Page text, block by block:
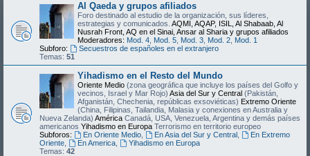
Al Qaeda y grupos afiliados
Foro destinado al estudio de la organización, sus líderes,
estrategias y comunicados. AQMI, AQAP, ISIL, Al Shabaab, Al
Nusrah Front, AQ en el Sinai, Ansar al Sharia y grupos afiliados
Moderadores: Mod. 4 Mod. 5 Mod. 3 Mod. 2 Mod. 1
Subforo:
Secuestros de españoles en el extranjero
Temas: 51
Yihadismo en el Resto del Mundo
Oriente Medio (zona geográfica que incluye los países del Golfo y
vecinos, Israel y Mar Rojo) Asia del Sur y Central (Pakistán,
Afganistán, Chechenia, repúblicas exsoviéticas) Extremo Oriente
(China, Filipinas, Tailandia, Malasia y conexiones en Australia y
Nueva Zelanda) América Canadá, USA, Venezuela, Argentina y demás países
americanos Yihadismo en Europa Terrorismo en territorio europeo
Subforos:
En Oriente Medio, En Asia del Sur y Central,
En Extremo
Oriente
En America,
Yihadismo en Europa
Temas: 42